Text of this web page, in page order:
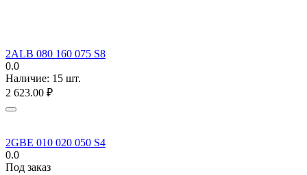
2ALB 080 160 075 S8
0.0
Наличие: 15 шт.
2 623.00 ₽
2GBE 010 020 050 S4
0.0
Под заказ